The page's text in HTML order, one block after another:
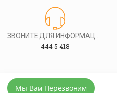
444 5 418
Мы Вам Перезвоним